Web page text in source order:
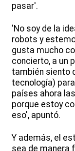
pasar'.
'No soy de la
robots y
gusta mucho
concierto, a un
también siento
tecnología)
países ahora
porque estoy
eso', apuntó.
Y además, el
sea de manera